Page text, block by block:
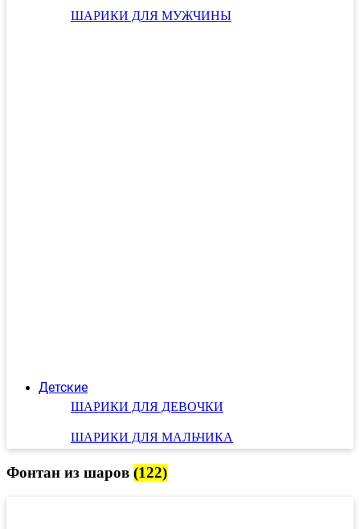
ШАРИКИ ДЛЯ МУЖЧИНЫ
Детские
ШАРИКИ ДЛЯ ДЕВОЧКИ
ШАРИКИ ДЛЯ МАЛЬЧИКА
Фонтан из шаров (122)